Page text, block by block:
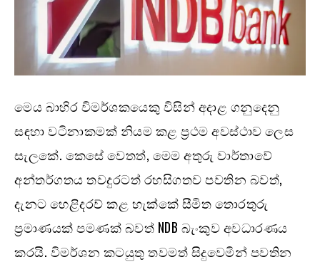
මෙය බාහිර විමර්ශකයෙකු විසින් අදාළ ගනුදෙනු
සඳහා වටිනාකමක් නියම කළ ප්‍රථම අවස්ථාව ලෙස
සැලකේ. කෙසේ වෙතත්, මෙම අතුරු වාර්තාවේ
අන්තර්ගතය තවදුරටත් රහසිගතව පවතින බවත්,
දැනට හෙළිදරව් කළ හැක්කේ සීමිත තොරතුරු
ප්‍රමාණයක් පමණක් බවත් NDB බැංකුව අවධාරණය
කරයි. විමර්ශන කටයුතු තවමත් සිදුවෙමින් පවතින